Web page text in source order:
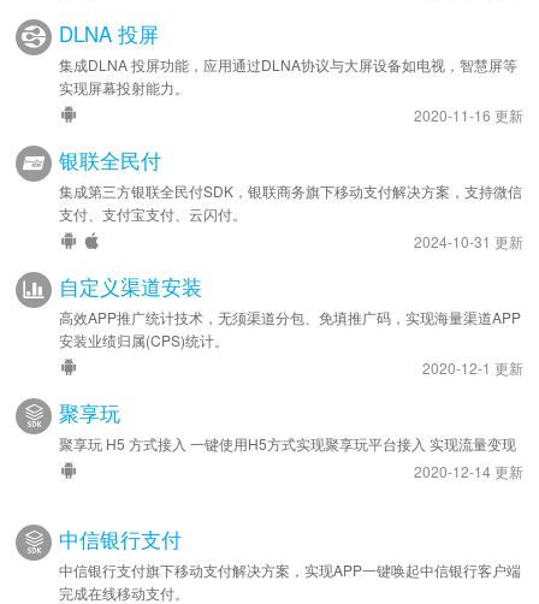
DLNA 投屏
集成DLNA 投屏功能，应用通过DLNA协议与大屏设备如电视，智慧屏等
实现屏幕投射能力。
2020-11-16 更新
银联全民付
集成第三方银联全民付SDK，银联商务旗下移动支付解决方案，支持微信
支付、支付宝支付、云闪付。
2024-10-31 更新
自定义渠道安装
高效APP推广统计技术，无须渠道分包、免填推广码，实现海量渠道APP
安装业绩归属(CPS)统计。
2020-12-1 更新
聚享玩
聚享玩 H5 方式接入 一键使用H5方式实现聚享玩平台接入 实现流量变现
2020-12-14 更新
中信银行支付
中信银行支付旗下移动支付解决方案，实现APP一键唤起中信银行客户端
完成在线移动支付。